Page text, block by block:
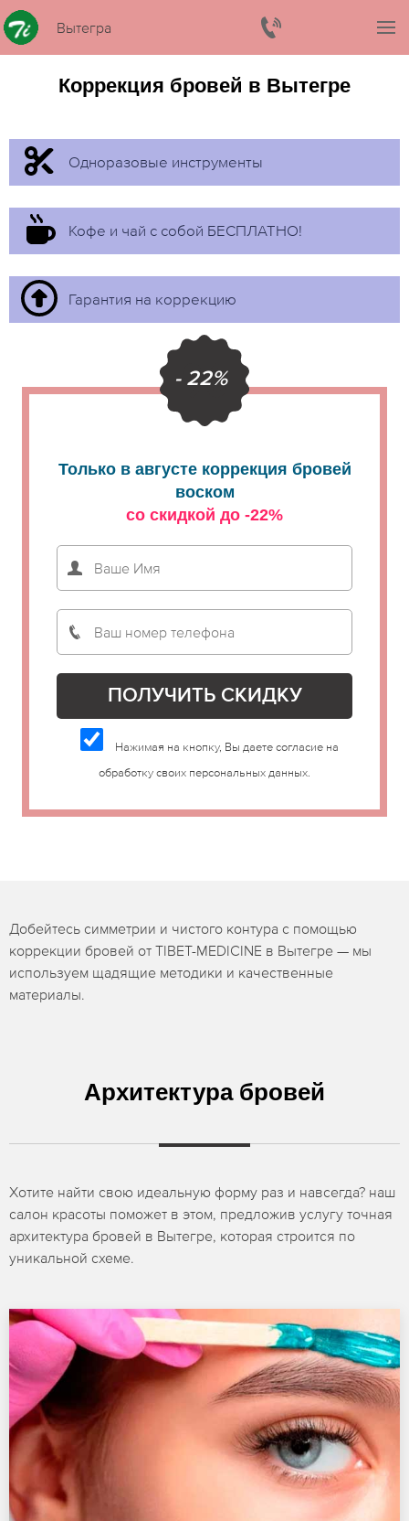
Вытегра
Коррекция бровей в Вытегре
Одноразовые инструменты
Кофе и чай с собой БЕСПЛАТНО!
Гарантия на коррекцию
- 22%
Только в августе коррекция бровей
воском
со скидкой до -22%
Нажимая на кнопку, Вы даете согласие на
обработку своих персональных данных.
Добейтесь симметрии и чистого контура с помощью
коррекции бровей от TIBET-MEDICINE в Вытегре — мы
используем щадящие методики и качественные
материалы.
Архитектура бровей
Хотите найти свою идеальную форму раз и навсегда? наш
салон красоты поможет в этом, предложив услугу точная
архитектура бровей в Вытегре, которая строится по
уникальной схеме.